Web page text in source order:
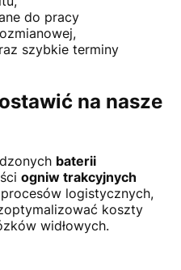
do pracy
szybkie terminy
na nasze
baterii
ogniw trakcyjnych
logistycznych,
koszty
widłowych.